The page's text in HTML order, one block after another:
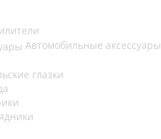
Автомобильные аксессуары
глазки